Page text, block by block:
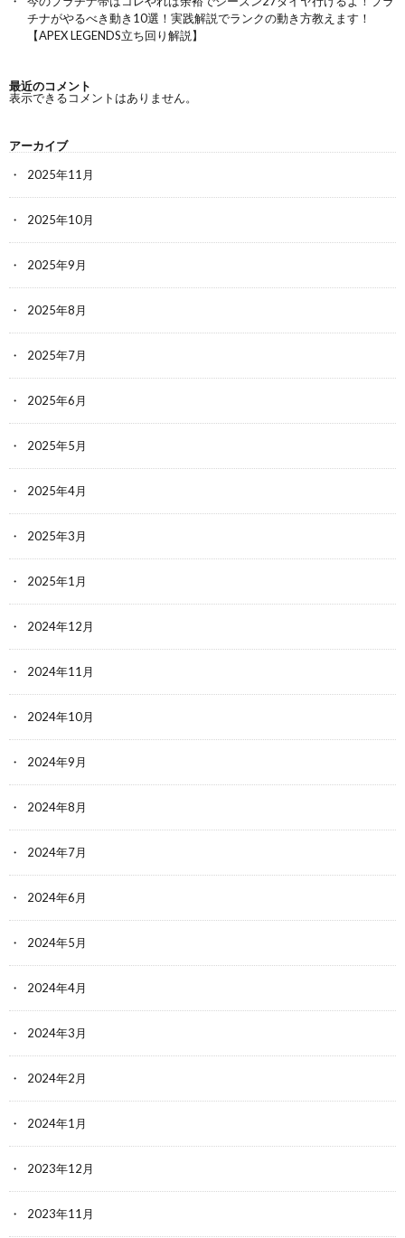
チナがやるべき動き10選！実践解説でランクの動き方教えます！
【APEX LEGENDS立ち回り解説】
最近のコメント
表示できるコメントはありません。
アーカイブ
2025年11月
2025年10月
2025年9月
2025年8月
2025年7月
2025年6月
2025年5月
2025年4月
2025年3月
2025年1月
2024年12月
2024年11月
2024年10月
2024年9月
2024年8月
2024年7月
2024年6月
2024年5月
2024年4月
2024年3月
2024年2月
2024年1月
2023年12月
2023年11月